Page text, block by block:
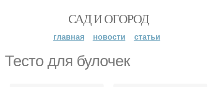
САД И ОГОРОД
главная новости статьи
Тесто для булочек